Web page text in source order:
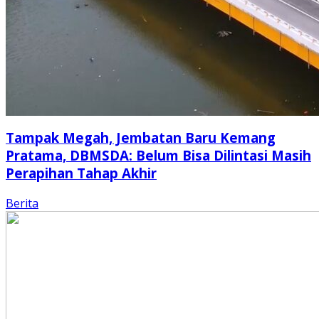
Tampak Megah, Jembatan Baru Kemang
Pratama, DBMSDA: Belum Bisa Dilintasi Masih
Perapihan Tahap Akhir
Berita